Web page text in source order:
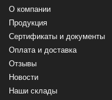
О компании
Продукция
Сертификаты и документы
Оплата и доставка
Отзывы
Новости
Наши склады